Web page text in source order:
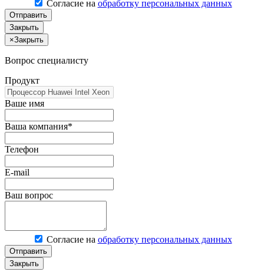
Согласие на обработку персональных данных
Отправить
Закрыть
×Закрыть
Вопрос специалисту
Продукт
Ваше имя
Ваша компания*
Телефон
E-mail
Ваш вопрос
Согласие на обработку персональных данных
Отправить
Закрыть